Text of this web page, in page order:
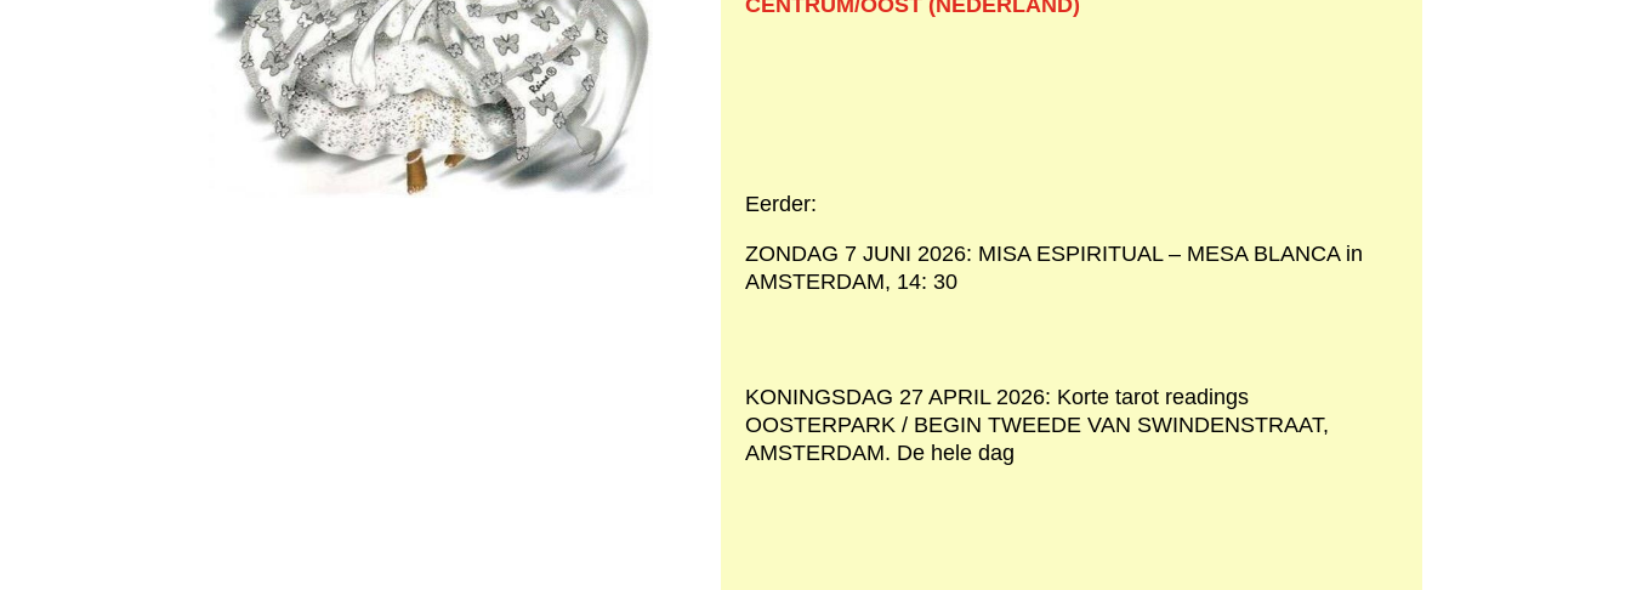
CENTRUM/OOST (NEDERLAND)
Eerder:
ZONDAG 7 JUNI 2026: MISA ESPIRITUAL – MESA BLANCA in
AMSTERDAM, 14: 30
KONINGSDAG 27 APRIL 2026: Korte tarot readings
OOSTERPARK / BEGIN TWEEDE VAN SWINDENSTRAAT,
AMSTERDAM. De hele dag